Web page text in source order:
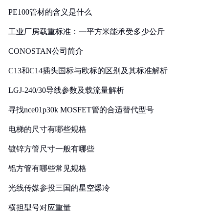
PE100管材的含义是什么
工业厂房载重标准：一平方米能承受多少公斤
CONOSTAN公司简介
C13和C14插头国标与欧标的区别及其标准解析
LGJ-240/30导线参数及载流量解析
寻找nce01p30k MOSFET管的合适替代型号
电梯的尺寸有哪些规格
镀锌方管尺寸一般有哪些
铝方管有哪些常见规格
光线传媒参投三国的星空爆冷
横担型号对应重量